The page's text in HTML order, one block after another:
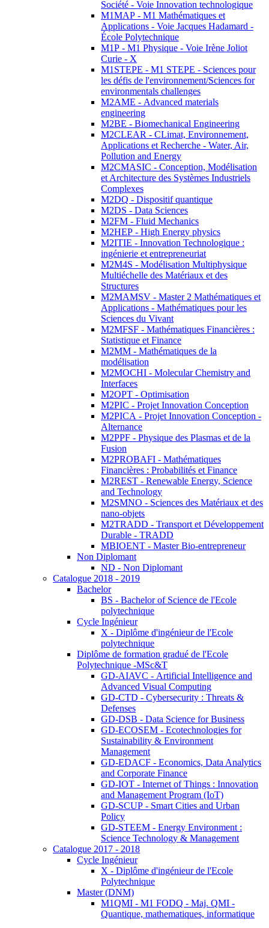
Société - Voie Innovation technologique
M1MAP - M1 Mathématiques et
Applications - Voie Jacques Hadamard -
École Polytechnique
M1P - M1 Physique - Voie Irène Joliot
Curie - X
M1STEPE - M1 STEPE - Sciences pour
les défis de l'environnement/Sciences for
environmentals challenges
M2AME - Advanced materials
engineering
M2BE - Biomechanical Engineering
M2CLEAR - CLimat, Environnement,
Applications et Recherche - Water, Air,
Pollution and Energy
M2CMASIC - Conception, Modélisation
et Architecture des Systèmes Industriels
Complexes
M2DQ - Dispositif quantique
M2DS - Data Sciences
M2FM - Fluid Mechanics
M2HEP - High Energy physics
M2ITIE - Innovation Technologique :
ingénierie et entrepreneuriat
M2M4S - Modélisation Multiphysique
Multiéchelle des Matériaux et des
Structures
M2MAMSV - Master 2 Mathématiques et
Applications - Mathématiques pour les
Sciences du Vivant
M2MFSF - Mathématiques Financières :
Statistique et Finance
M2MM - Mathématiques de la
modélisation
M2MOCHI - Molecular Chemistry and
Interfaces
M2OPT - Optimisation
M2PIC - Projet Innovation Conception
M2PICA - Projet Innovation Conception -
Alternance
M2PPF - Physique des Plasmas et de la
Fusion
M2PROBAFI - Mathématiques
Financières : Probabilités et Finance
M2REST - Renewable Energy, Science
and Technology
M2SMNO - Sciences des Matériaux et des
nano-objets
M2TRADD - Transport et Développement
Durable - TRADD
MBIOENT - Master Bio-entrepreneur
Non Diplomant
ND - Non Diplomant
Catalogue 2018 - 2019
Bachelor
BS - Bachelor of Science de l'Ecole
polytechnique
Cycle Ingénieur
X - Diplôme d'ingénieur de l'Ecole
polytechnique
Diplôme de formation gradué de l'Ecole
Polytechnique -MSc&T
GD-AIAVC - Artificial Intelligence and
Advanced Visual Computing
GD-CTD - Cybersecurity : Threats &
Defenses
GD-DSB - Data Science for Business
GD-ECOSEM - Ecotechnologies for
Sustainability & Environment
Management
GD-EDACF - Economics, Data Analytics
and Corporate Finance
GD-IOT - Internet of Things : Innovation
and Management Program (IoT)
GD-SCUP - Smart Cities and Urban
Policy
GD-STEEM - Energy Environment :
Science Technology & Management
Catalogue 2017 - 2018
Cycle Ingénieur
X - Diplôme d'ingénieur de l'Ecole
Polytechnique
Master (DNM)
M1QMI - M1 FODQ - Maj. QMI -
Quantique, mathematiques, informatique